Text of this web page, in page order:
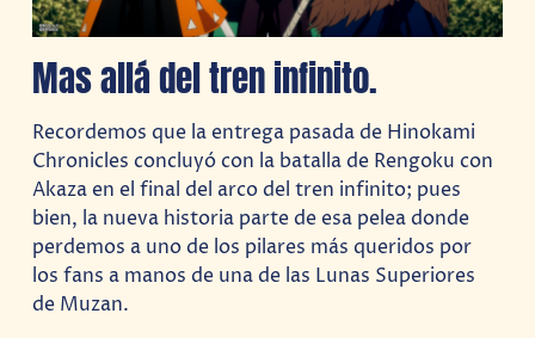
Mas allá del tren infinito.
Recordemos que la entrega pasada de Hinokami
Chronicles concluyó con la batalla de Rengoku con
Akaza en el final del arco del tren infinito; pues
bien, la nueva historia parte de esa pelea donde
perdemos a uno de los pilares más queridos por
los fans a manos de una de las Lunas Superiores
de Muzan.